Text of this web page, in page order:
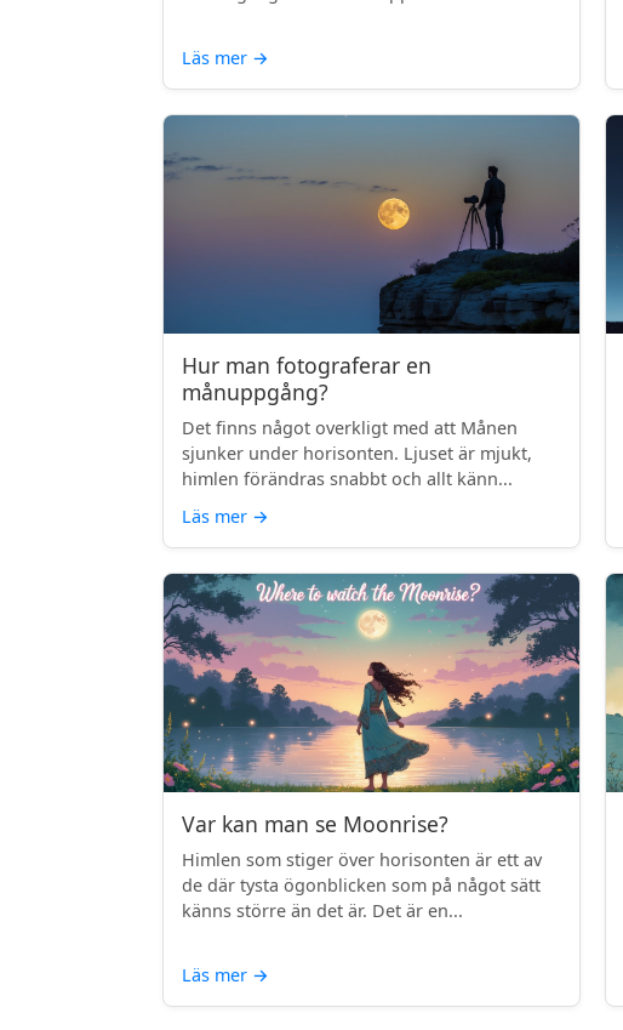
Läs mer →
Hur man fotograferar en
månuppgång?
Det finns något overkligt med att Månen
sjunker under horisonten. Ljuset är mjukt,
himlen förändras snabbt och allt känn...
Läs mer →
Var kan man se Moonrise?
Himlen som stiger över horisonten är ett av
de där tysta ögonblicken som på något sätt
känns större än det är. Det är en...
Läs mer →